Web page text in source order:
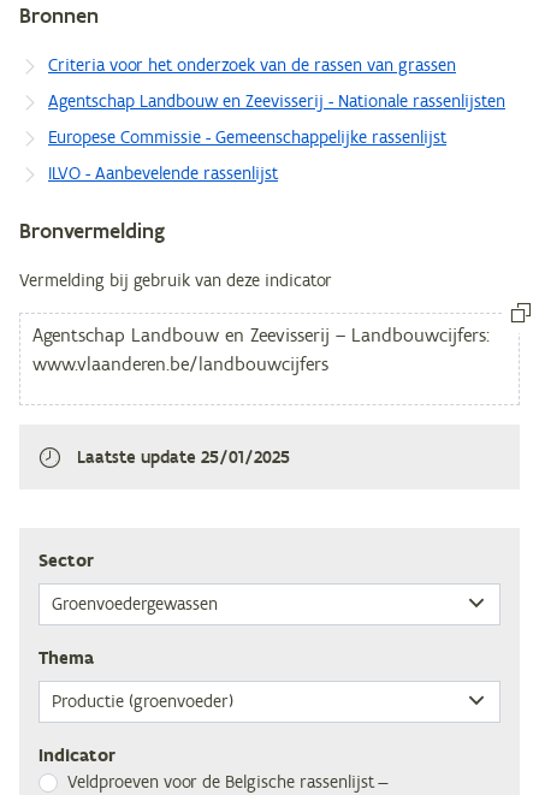
Metagegevens
Bronnen
Criteria voor het onderzoek van de rassen van grassen
Agentschap Landbouw en Zeevisserij - Nationale rassenlijsten
Europese Commissie - Gemeenschappelijke rassenlijst
ILVO - Aanbevelende rassenlijst
Bronvermelding
Vermelding bij gebruik van deze indicator
Laatste update 25/01/2025
Sec­tor
The­ma
Indicator
Veld­proe­ven voor de Bel­gi­sche ras­sen­lijst —